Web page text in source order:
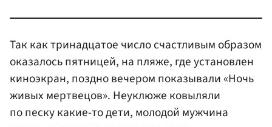
Так как тринадцатое число счастливым образом
оказалось пятницей, на пляже, где установлен
киноэкран, поздно вечером показывали «Ночь
живых мертвецов». Неуклюже ковыляли
по песку какие-то дети, молодой мужчина